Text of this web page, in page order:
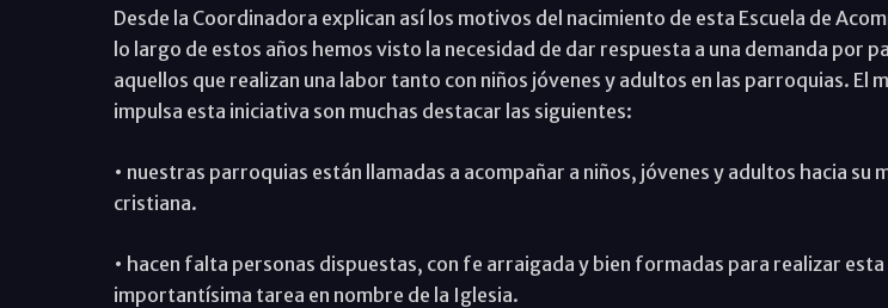
Desde la Coordinadora explican así los motivos del nacimiento de esta Escuela de
lo largo de estos años hemos visto la necesidad de dar respuesta a una demanda por
aquellos que realizan una labor tanto con niños jóvenes y adultos en las parroquias. El
impulsa esta iniciativa son muchas destacar las siguientes:
• nuestras parroquias están llamadas a acompañar a niños, jóvenes y adultos hacia su
cristiana.
• hacen falta personas dispuestas, con fe arraigada y bien formadas para realizar esta
importantísima tarea en nombre de la Iglesia.